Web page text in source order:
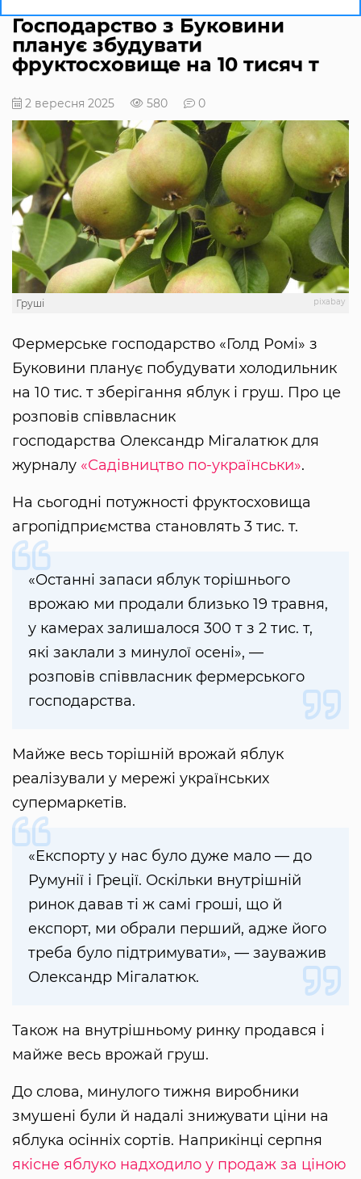
Господарство з Буковини
планує збудувати
фруктосховище на 10 тисяч т
2 вересня 2025 580 0
pixabay
Груші
Фермерське господарство «Голд Ромі» з
Буковини планує побудувати холодильник
на 10 тис. т зберігання яблук і груш. Про це
розповів співвласник
господарства Олександр Мігалатюк для
журналу «Садівництво по-українськи».
На сьогодні потужності фруктосховища
агропідприємства становлять 3 тис. т.
«Останні запаси яблук торішнього
врожаю ми продали близько 19 травня,
у камерах залишалося 300 т з 2 тис. т,
які заклали з минулої осені», —
розповів співвласник фермерського
господарства.
Майже весь торішній врожай яблук
реалізували у мережі українських
супермаркетів.
«Експорту у нас було дуже мало — до
Румунії і Греції. Оскільки внутрішній
ринок давав ті ж самі гроші, що й
експорт, ми обрали перший, адже його
треба було підтримувати», — зауважив
Олександр Мігалатюк.
Також на внутрішньому ринку продався і
майже весь врожай груш.
До слова, минулого тижня виробники
змушені були й надалі знижувати ціни на
яблука осінніх сортів. Наприкінці серпня
якісне яблуко надходило у продаж за ціною